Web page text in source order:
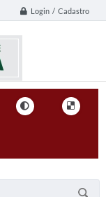
Login / Cadastro